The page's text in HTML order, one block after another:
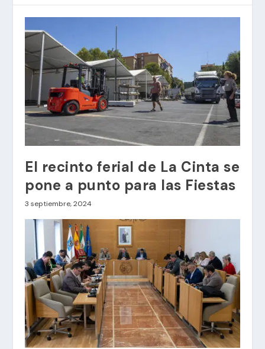
El recinto ferial de La Cinta se
pone a punto para las Fiestas
3 septiembre, 2024